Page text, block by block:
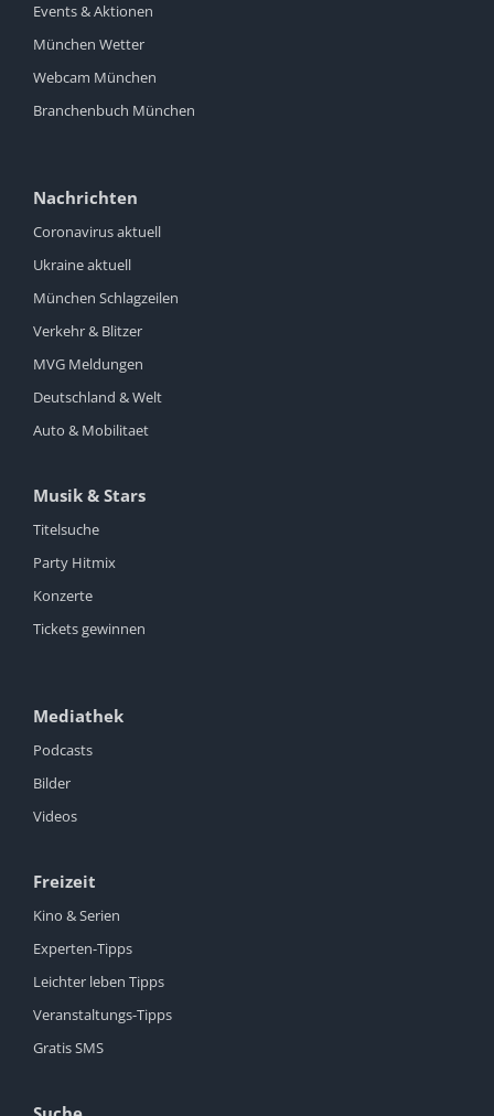
Events & Aktionen
München Wetter
Webcam München
Branchenbuch München
Nachrichten
Coronavirus aktuell
Ukraine aktuell
München Schlagzeilen
Verkehr & Blitzer
MVG Meldungen
Deutschland & Welt
Auto & Mobilitaet
Musik & Stars
Titelsuche
Party Hitmix
Konzerte
Tickets gewinnen
Mediathek
Podcasts
Bilder
Videos
Freizeit
Kino & Serien
Experten-Tipps
Leichter leben Tipps
Veranstaltungs-Tipps
Gratis SMS